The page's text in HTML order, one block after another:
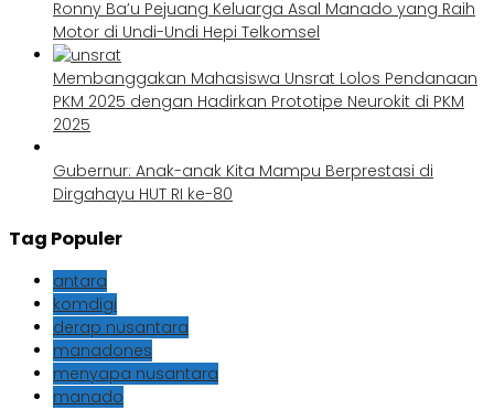
Ronny Ba’u Pejuang Keluarga Asal Manado yang Raih
Motor di Undi-Undi Hepi Telkomsel
Membanggakan Mahasiswa Unsrat Lolos Pendanaan
PKM 2025 dengan Hadirkan Prototipe Neurokit di PKM
2025
Gubernur: Anak-anak Kita Mampu Berprestasi di
Dirgahayu HUT RI ke-80
Tag Populer
antara
komdigi
derap nusantara
manadones
menyapa nusantara
manado